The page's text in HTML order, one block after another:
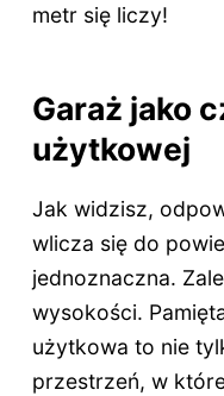
metr się liczy!
Garaż jako
użytkowej
Jak widzisz,
wlicza się do
jednoznaczna.
wysokości.
użytkowa to nie
przestrzeń, w